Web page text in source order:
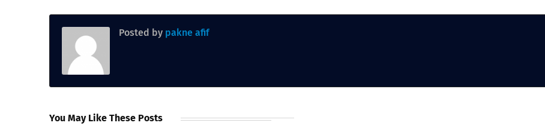
Posted by pakne afif
You May Like These Posts